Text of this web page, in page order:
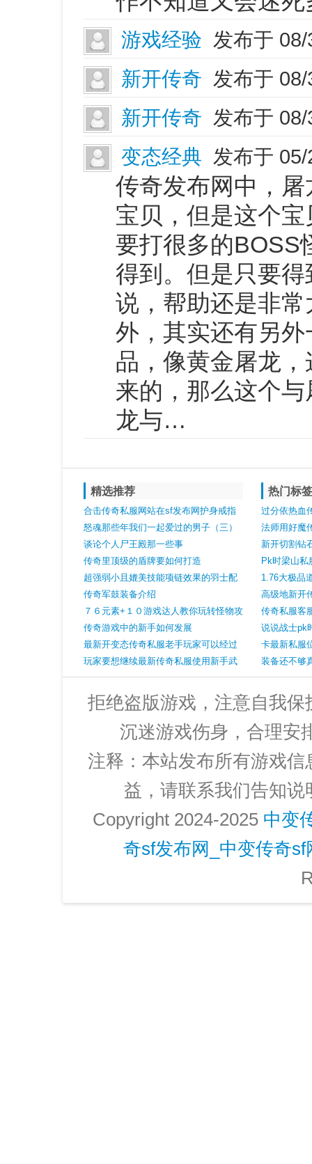
游戏经验 发布于
新开传奇 发布于
新开传奇 发布于
变态经典 发布于
传奇发布网中，
宝贝，但是这个
要打很多的BOSS
得到。但是只要
说，帮助还是非
外，其实还有另
品，像黄金屠龙
来的，那么这个
龙与…
精选推荐
合击传奇私服网站在sf发布网护身戒指
是全职业配备吗
怒魂那些年我们一起爱过的男子（三）
谈论个人尸王殿那一些事
传奇里顶级的盾牌要如何打造
超强弱小且媲美技能项链效果的羽士配
备铂金戒指
传奇军鼓装备介绍
７６元素+１０游戏达人教你玩转怪物攻
城
传奇游戏中的新手如何发展
最新开变态传奇私服老手玩家可以经过
参加行会的方法迷失
玩家要想继续最新传奇私服使用新手武
器修理方式介绍
热门标
过分依热血
负担
法师用好魔
有高防御
新开切割钻
Pk时梁山私
握
1.76大极品
高级地新开
范哪些问题
传奇私服客
自身的安全
说说战士pk
法
卡最新私服
装备还不够
拒绝盗版游戏，注意自我
沉迷游戏伤身，合理安
注释：本站发布所有游戏
益，请联系我们告知
Copyright 2024-2025 中变
奇sf发布网_中变传奇